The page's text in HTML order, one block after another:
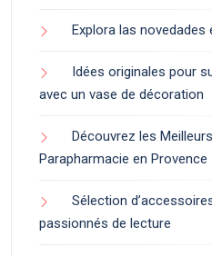
Explora las
Idées originales pour
avec un vase de décoration
Découvrez les
Parapharmacie en Provence
Sélection
passionnés de lecture